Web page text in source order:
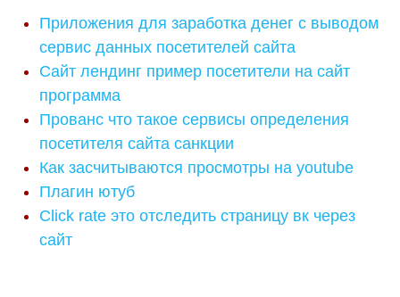
Приложения для заработка денег с выводом
сервис данных посетителей сайта
Сайт лендинг пример посетители на сайт
программа
Прованс что такое сервисы определения
посетителя сайта санкции
Как засчитываются просмотры на youtube
Плагин ютуб
Click rate это отследить страницу вк через
сайт